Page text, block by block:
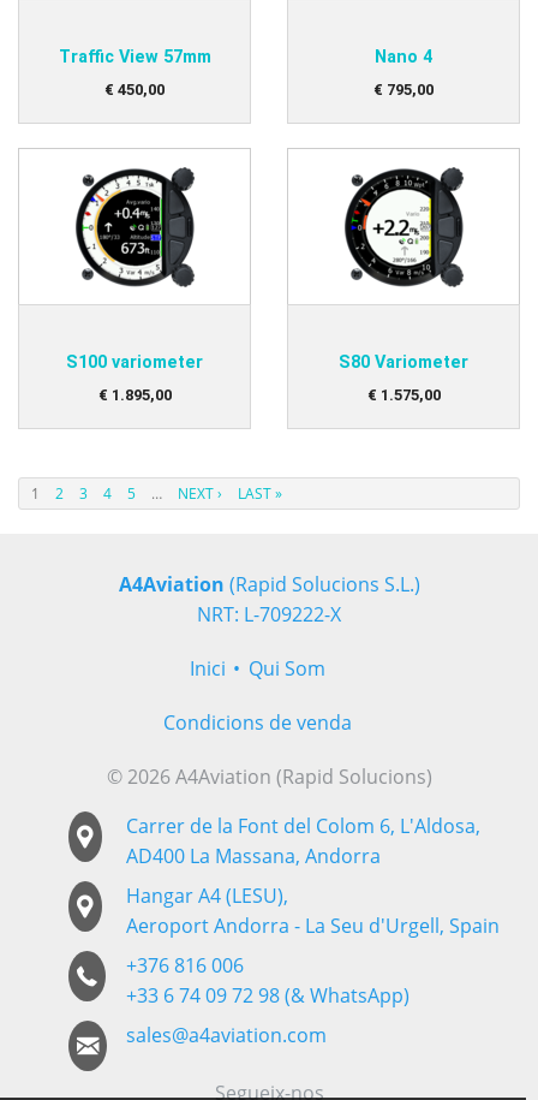
Traffic View 57mm
€ 450,00
Nano 4
€ 795,00
S100 variometer
€ 1.895,00
S80 Variometer
€ 1.575,00
1 2 3 4 5 … NEXT › LAST »
A4Aviation (Rapid Solucions S.L.)
NRT: L-709222-X
Inici Qui Som
Condicions de venda
© 2026 A4Aviation (Rapid Solucions)
Carrer de la Font del Colom 6, L'Aldosa,
AD400 La Massana, Andorra
Hangar A4 (LESU),
Aeroport Andorra - La Seu d'Urgell, Spain
+376 816 006
+33 6 74 09 72 98 (& WhatsApp)
sales@a4aviation.com
Segueix-nos